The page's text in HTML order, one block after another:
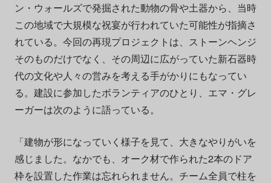
ン・ウォールズで発掘された動物の骨や土器から、当時
この地域で大規模な祝宴が行われていた可能性が指摘さ
れている。今回の再現プロジェクトは、ストーンヘンジ
そのものだけでなく、その周辺に広がっていた新石器時
代の文化や人々の営みを考える手がかりにもなってい
る。建設に参加したボランティアのひとり、エマ・グレ
ーガーは次のように語っている。
「建物が形になっていく様子を見て、大きなやりがいを
感じました。なかでも、オーク材で作られた2本のドア
枠を設置した作業は忘れられません。チーム全員で柱を